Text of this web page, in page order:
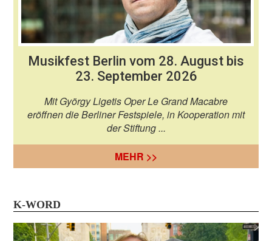
Musikfest Berlin vom 28. August bis
23. September 2026
Mit György Ligetis Oper Le Grand Macabre
eröffnen die Berliner Festspiele, in Kooperation mit
der Stiftung ...
MEHR >>
K-WORD